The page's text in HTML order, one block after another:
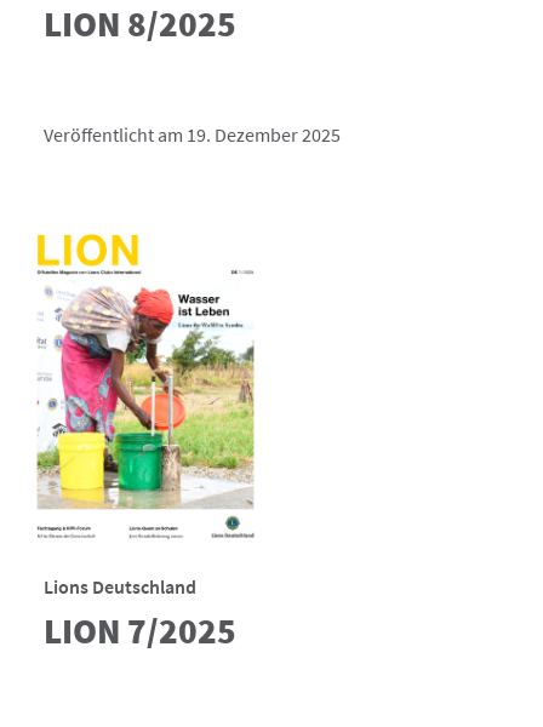
LION 8/2025
Veröffentlicht am 19. Dezember 2025
Lions Deutschland
LION 7/2025